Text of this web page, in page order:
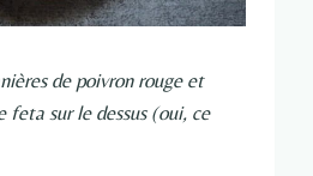
de poivron rouge et
feta sur le dessus (oui, ce